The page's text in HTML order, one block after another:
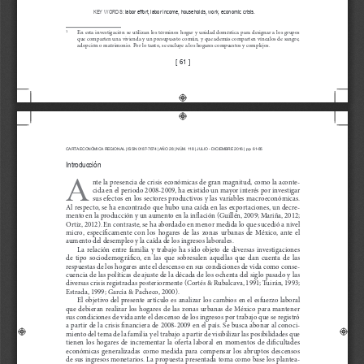
[ 61 ]
KEY WORDS: labor effort, labor income, households, work, economic crisis.
1
En  esta  investigación  se  utilizan  los  términos  hogar  y  unidad  doméstica  para  designar  a  los  grupos
que comparten una vivienda y un presupuesto común, y que además comparten vínculos de sangre,
adopción o matrimonio. Por lo tanto, se excluye a los hogares compuestos y complejos.
CARTA ECONÓMICA REGIONAL | ISSN 0187-7674 | AÑO 28 | NÚM. 118 | JULIO - DICIEMBRE 2016 | pp. 61-85
Introducción
A
nte la presencia de crisis económicas de gran magnitud, como la aconte-
cida en el periodo 2008-2009, ha existido un mayor interés por investigar
sus efectos en los sectores productivos y las variables macroeconómicas.
Al respecto, se ha encontrado que hubo una caída en las exportaciones, un decre-
mento en la producción y un aumento en la inflación (Guillén, 2009; Mariña, 2012;
Ortiz, 2012). En contraste, se ha abordado en menor medida lo que sucedió a nivel
micro,  específicamente  con  los  hogares  de  las  zonas  urbanas  de  México,  ante  el
aumento del desempleo y la caída de los ingresos laborales.
La  relación  entre  familia  y  trabajo  ha  sido  objeto  de  diversas  investigaciones
de  tipo  sociodemográfico,  en  las  que  sobresalen  aquellas  que  dan  cuenta  de  las
respuestas de los hogares ante el descenso en sus condiciones de vida como conse-
cuencia de las políticas de ajuste de la década de los ochenta del siglo pasado y las
diversas crisis registradas posteriormente (Cortés & Rubalcava, 1991; Tuirán, 1993;
Estrada, 1999; García & Pacheco, 2000).
El objetivo del presente artículo es analizar los cambios en el esfuerzo laboral
que  debieran  realizar  los  hogares  de  las  zonas  urbanas  de  México  para  mantener
sus condiciones de vida ante el descenso de los ingresos por trabajo que se registró
a partir de la crisis financiera de 2008-2009 en el país. Se busca abonar al conoci-
miento del tema de la familia y el trabajo a partir de visibilizar las posibilidades que
tienen  los  hogares  de  incrementar  la  oferta  laboral  en  momentos  de  dificultades
económicas  generalizadas  como  medida  para  compensar  los  abruptos  descensos
de sus ingresos monetarios. La propuesta presentada toma como base los plantea-